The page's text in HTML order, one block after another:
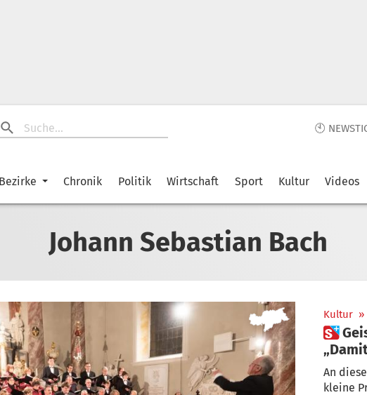
🕙
Bezirke Chronik Politik Wirtschaft Sport Kultur Videos
Johann Sebastian Bach
Kultur »
 Geistliche Musik in Nals:
ist“
An
kleine